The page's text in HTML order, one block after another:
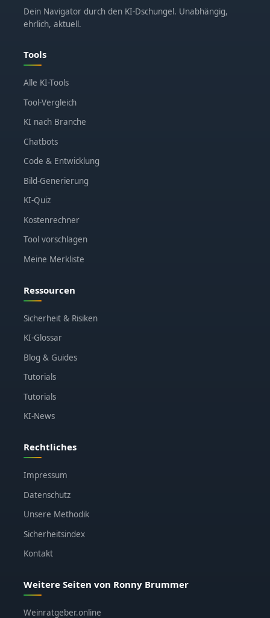
Dein Navigator durch den KI-Dschungel. Unabhängig,
ehrlich, aktuell.
Tools
Alle KI-Tools
Tool-Vergleich
KI nach Branche
Chatbots
Code & Entwicklung
Bild-Generierung
KI-Quiz
Kostenrechner
Tool vorschlagen
Meine Merkliste
Ressourcen
Sicherheit & Risiken
KI-Glossar
Blog & Guides
Tutorials
Tutorials
KI-News
Rechtliches
Impressum
Datenschutz
Unsere Methodik
Sicherheitsindex
Kontakt
Weitere Seiten von Ronny Brummer
Weinratgeber.online